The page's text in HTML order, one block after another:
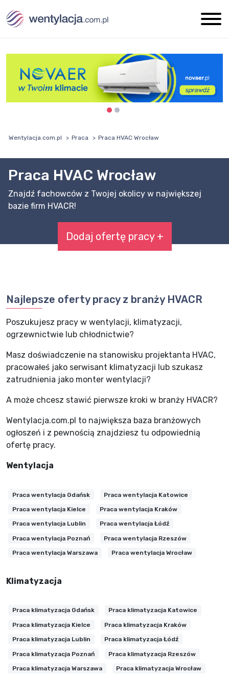
Wentylacja.com.pl Praca Praca HVAC Wrocław
Praca HVAC Wrocław
Znajdź fachowców z Twojej okolicy w największej
bazie firm HVACR!
Dodaj ofertę pracy +
Najlepsze oferty pracy z branży HVACR
Poszukujesz pracy w wentylacji, klimatyzacji,
ogrzewnictwie lub chłodnictwie?
Masz doświadczenie na stanowisku projektanta HVAC,
pracowałeś jako serwisant klimatyzacji lub szukasz
zatrudnienia jako monter wentylacji?
A może chcesz stawić pierwsze kroki w branży HVACR?
Wentylacja.com.pl to największa baza branżowych
ogłoszeń i z pewnością znajdziesz tu odpowiednią
ofertę pracy.
Wentylacja
Praca wentylacja Gdańsk Praca wentylacja Katowice
Praca wentylacja Kielce Praca wentylacja Kraków
Praca wentylacja Lublin Praca wentylacja Łódź
Praca wentylacja Poznań Praca wentylacja Rzeszów
Praca wentylacja Warszawa Praca wentylacja Wrocław
Klimatyzacja
Praca klimatyzacja Gdańsk Praca klimatyzacja Katowice
Praca klimatyzacja Kielce Praca klimatyzacja Kraków
Praca klimatyzacja Lublin Praca klimatyzacja Łódź
Praca klimatyzacja Poznań Praca klimatyzacja Rzeszów
Praca klimatyzacja Warszawa Praca klimatyzacja Wrocław